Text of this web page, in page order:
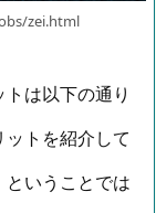
zei.html
は以下の通り
トを紹介して
いうことでは